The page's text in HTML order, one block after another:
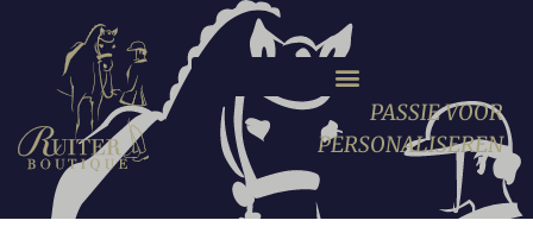
PASSIE VOOR
PERSONALISEREN